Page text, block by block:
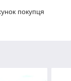
покупця